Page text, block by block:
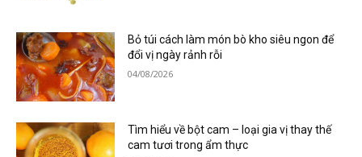
Bỏ túi cách làm món bò kho siêu ngon để
đổi vị ngày rảnh rỗi
04/08/2026
Tìm hiểu về bột cam – loại gia vị thay thế
cam tươi trong ẩm thực